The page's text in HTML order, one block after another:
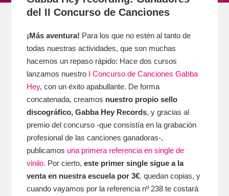
del II Concurso de Canciones
¡Más aventura! Para los que no estén al tanto de
todas nuestras actividades, que son muchas
hacemos un repaso rápido: Hace dos cursos
lanzamos nuestro I Concurso de Canciones Gabba
Hey, con un éxito apabullante. De forma
concatenada, creamos nuestro propio sello
discográfico, Gabba Hey Records, y gracias al
premio del concurso -que consistía en la grabación
profesional de las canciones ganadoras-,
publicamos una primera referencia en single de
vinilo. Por cierto,este primer single sigue a la
venta en nuestra escuela por 3€, quedan copias, y
cuando vayamos por la referencia nº 238 te costará